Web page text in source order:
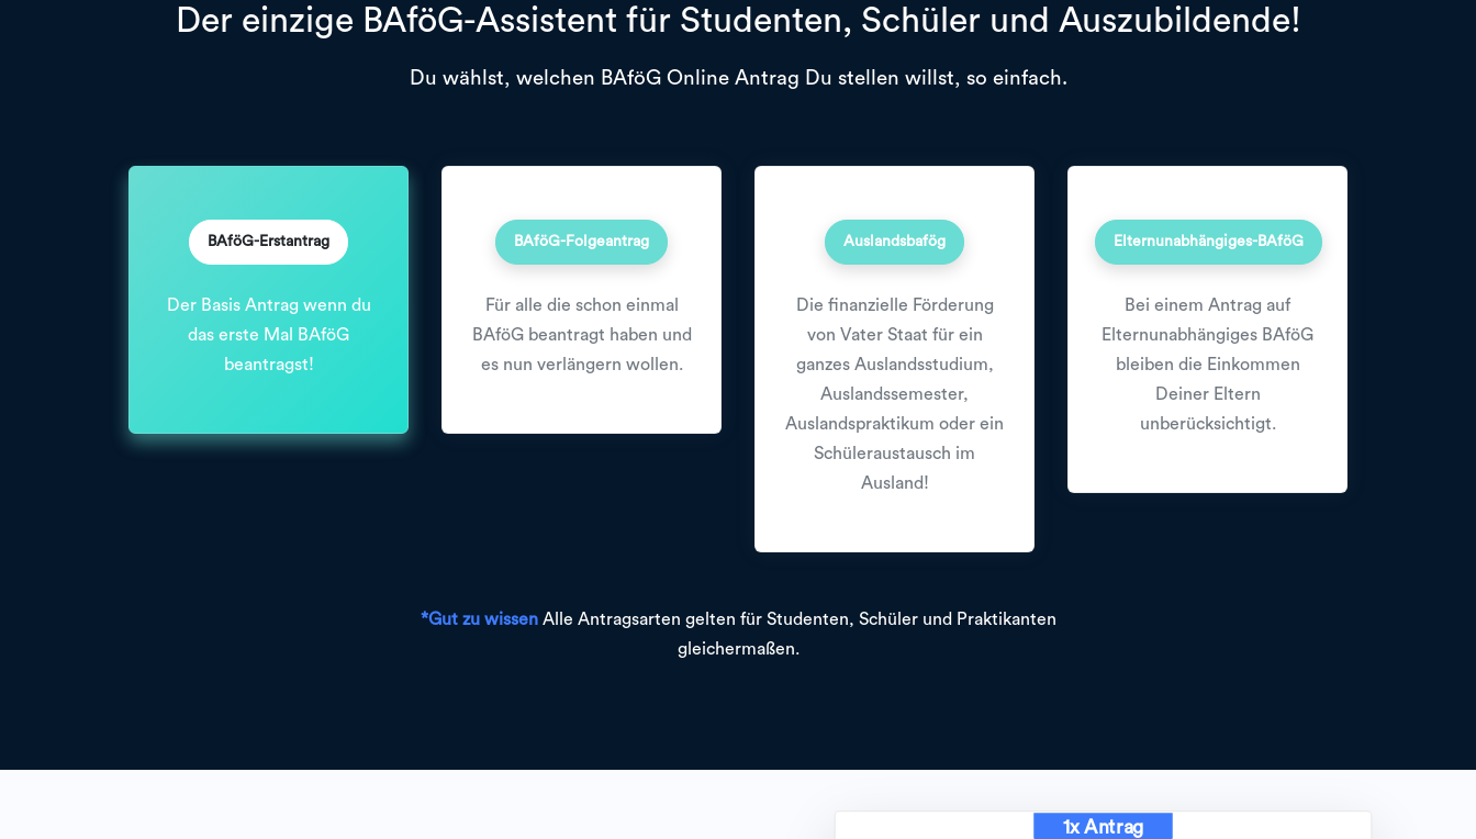
Der einzige BAföG-Assistent für Studenten, Schüler und Auszubildende!
Du wählst, welchen BAföG Online Antrag Du stellen willst, so einfach.
BAföG-Erstantrag
Der Basis Antrag wenn du
das erste Mal BAföG
beantragst!
BAföG-Folgeantrag
Für alle die schon einmal
BAföG beantragt haben und
es nun verlängern wollen.
Auslandsbafög
Die finanzielle Förderung
von Vater Staat für ein
ganzes Auslandsstudium,
Auslandssemester,
Auslandspraktikum oder ein
Schüleraustausch im
Ausland!
Elternunabhängiges-BAföG
Bei einem Antrag auf
Elternunabhängiges BAföG
bleiben die Einkommen
Deiner Eltern
unberücksichtigt.
*Gut zu wissenAlle Antragsarten gelten für Studenten, Schüler und Praktikanten
gleichermaßen.
1x Antrag